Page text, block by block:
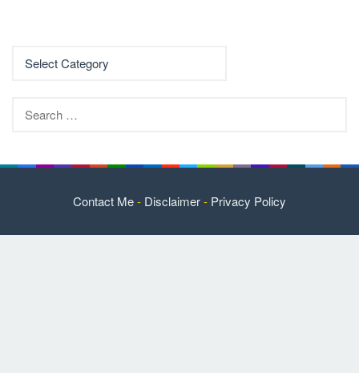
for:
Contact Me- Disclaimer- Privacy Policy